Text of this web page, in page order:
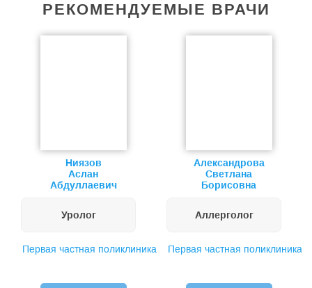
РЕКОМЕНДУЕМЫЕ ВРАЧИ
Ниязов
Аслан
Абдуллаевич
Уролог
Первая частная поликлиника
Александрова
Светлана
Борисовна
Аллерголог
Первая частная поликлиника